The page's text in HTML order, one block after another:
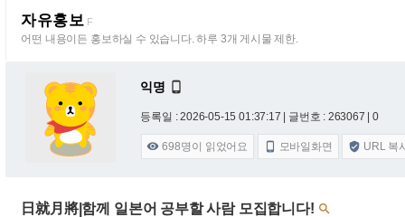
자유홍보 F
어떤 내용이든 홍보하실 수 있습니다. 하루 3개 게시물 제한.
익명 
등록일 : 2026-05-15 01:37:17 | 글번호 : 263067 | 0
 698명이 읽었어요  모바일화면  URL 복
日就月將|함께 일본어 공부할 사람 모집합니다! 